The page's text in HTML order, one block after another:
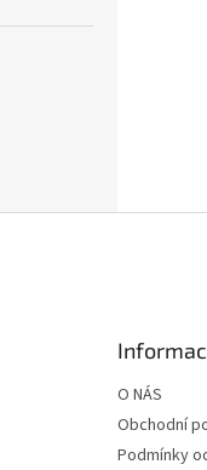
O NÁS
Obchodní
Podmínky